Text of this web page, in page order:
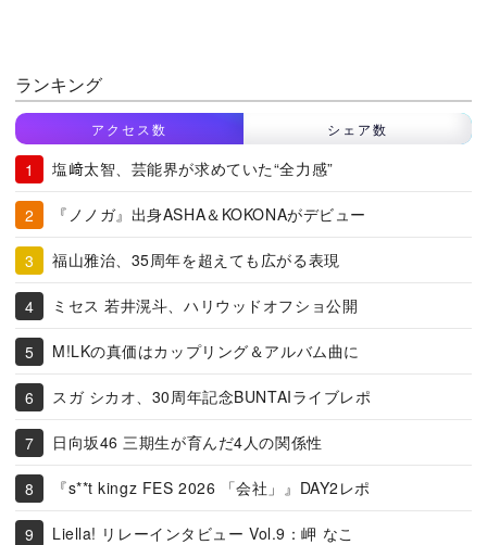
ランキング
アクセス数 シェア数
塩﨑太智、芸能界が求めていた“全力感”
『ノノガ』出身ASHA＆KOKONAがデビュー
福山雅治、35周年を超えても広がる表現
ミセス 若井滉斗、ハリウッドオフショ公開
M!LKの真価はカップリング＆アルバム曲に
スガ シカオ、30周年記念BUNTAIライブレポ
日向坂46 三期生が育んだ4人の関係性
『s**t kingz FES 2026 「会社」』DAY2レポ
Liella! リレーインタビュー Vol.9：岬 なこ